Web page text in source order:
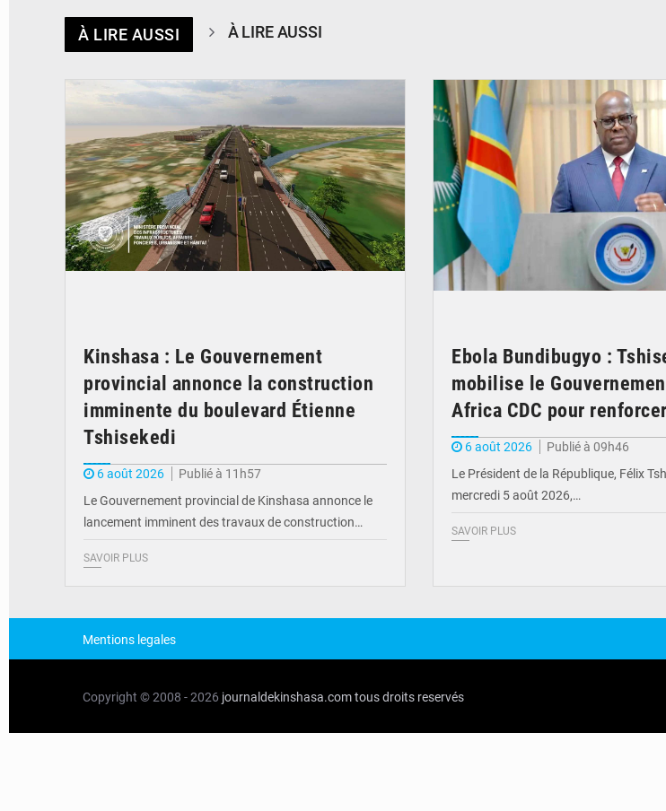
À LIRE AUSSI À LIRE AUSSI
Kinshasa : Le Gouvernement
provincial annonce la construction
imminente du boulevard Étienne
Tshisekedi
6 août 2026
Publié à 11h57
Le Gouvernement provincial de Kinshasa annonce le
lancement imminent des travaux de construction…
SAVOIR PLUS
Ebola Bundibugyo :
mobilise le
Africa CDC pour
6 août 2026
Publié à 09h46
Le Président de la République, Félix
mercredi 5 août 2026,…
SAVOIR PLUS
Mentions legales
Copyright © 2008 - 2026 journaldekinshasa.comtous droits reservés